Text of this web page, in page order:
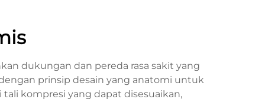
dukungan dan pereda rasa sakit yang
prinsip desain yang anatomi untuk
kompresi yang dapat disesuaikan,